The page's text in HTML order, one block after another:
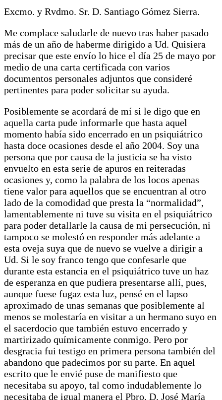
Excmo. y Rvdmo. Sr. D. Santiago Gómez Sierra.
Me complace saludarle de nuevo tras haber pasado
más de un año de haberme dirigido a Ud. Quisiera
precisar que este envío lo hice el día 25 de mayo por
medio de una carta certificada con varios
documentos personales adjuntos que consideré
pertinentes para poder solicitar su ayuda.
Posiblemente se acordará de mí si le digo que en
aquella carta pude informarle que hasta aquel
momento había sido encerrado en un psiquiátrico
hasta doce ocasiones desde el año 2004. Soy una
persona que por causa de la justicia se ha visto
envuelto en esta serie de apuros en reiteradas
ocasiones y, como la palabra de los locos apenas
tiene valor para aquellos que se encuentran al otro
lado de la comodidad que presta la “normalidad”,
lamentablemente ni tuve su visita en el psiquiátrico
para poder detallarle la causa de mi persecución, ni
tampoco se molestó en responder más adelante a
esta oveja suya que de nuevo se vuelve a dirigir a
Ud. Si le soy franco tengo que confesarle que
durante esta estancia en el psiquiátrico tuve un haz
de esperanza en que pudiera presentarse allí, pues,
aunque fuese fugaz esta luz, pensé en el lapso
aproximado de unas semanas que posiblemente al
menos se molestaría en visitar a un hermano suyo en
el sacerdocio que también estuvo encerrado y
martirizado químicamente conmigo. Pero por
desgracia fui testigo en primera persona también del
abandono que padecimos por su parte. En aquel
escrito que le envié puse de manifiesto que
necesitaba su apoyo, tal como indudablemente lo
necesitaba de igual manera el Pbro. D. José María